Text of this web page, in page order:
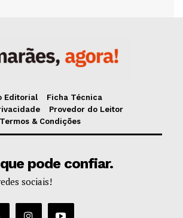
Editorial
Ficha Técnica
Provedor do Leitor
Termos & Condições
pode confiar.
sociais!